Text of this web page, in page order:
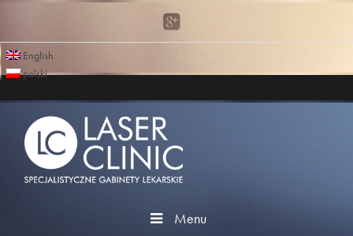
English
polski
Menu